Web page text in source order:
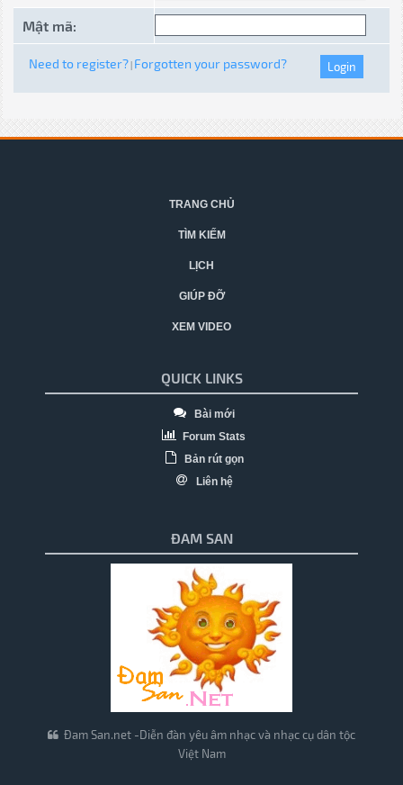
Mật mã:
Need to register? Forgotten your password?
TRANG CHỦ
TÌM KIẾM
LỊCH
GIÚP ĐỠ
XEM VIDEO
QUICK LINKS
Bài mới
Forum Stats
Bản rút gọn
Liên hệ
ĐAM SAN
Đam San.net -Diễn đàn yêu âm nhạc và nhạc cụ dân tộc
Việt Nam